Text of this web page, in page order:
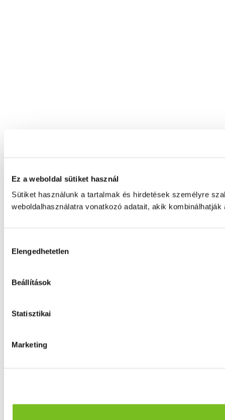
Ez a weboldal sütiket használ
Sütiket használunk a tartalmak és hirdetések személyre
weboldalhasználatra vonatkozó adatait, akik
kiválasztása
Elengedhetetlen
Beállítások
Statisztikai
Marketing